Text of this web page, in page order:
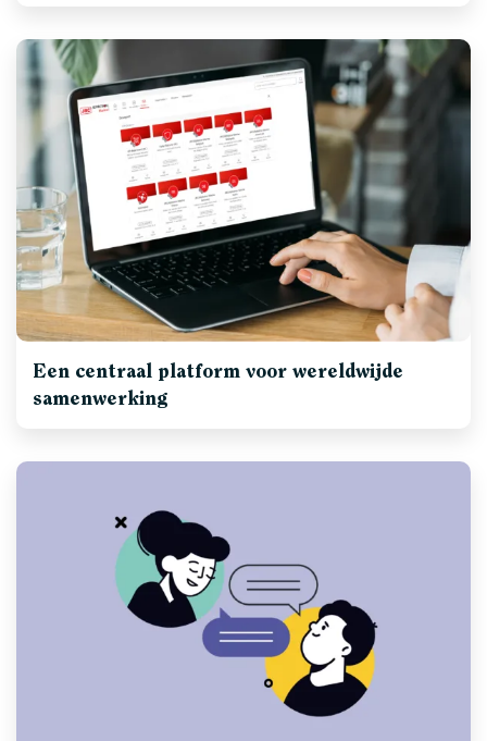
Een centraal platform voor wereldwijde
samenwerking